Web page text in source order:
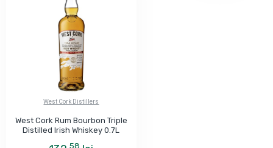
West Cork Distillers
West Cork Rum Bourbon Triple
Distilled Irish Whiskey 0.7L
58